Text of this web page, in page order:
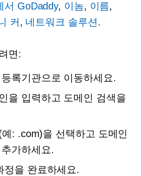
서 GoDaddy, 이놈, 이름,
커 , 네트워크 솔루션.
면:
록기관으로 이동하세요.
을 입력하고 도메인 검색을
: .com)을 선택하고 도메인
가하세요.
정을 완료하세요.